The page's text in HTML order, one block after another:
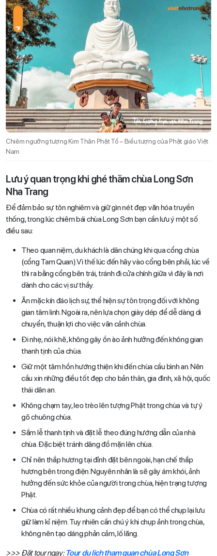
Chiêm ngưỡng tượng Kim Thân Phật Tổ – Biểu tượng của Phật giáo Việt
Nam
Lưu ý quan trọng khi ghé thăm chùa Long Sơn
Nha Trang
Để đảm bảo sự tôn nghiêm và giữ gìn nét đẹp văn hóa truyền
thống, trong lúc chiêm bái chùa Long Sơn bạn cần lưu ý một số
điều sau:
Theo quan niệm, du khách là dân chúng khi qua cổng chùa
(cổng Tam Quan).Vì thế lúc đến hãy vào cổng bên phải, lúc về
thì ra bằng cổng bên trái, tránh đi cửa chính giữa vì đây là nơi
dành cho các vị sư thầy.
Ăn mặc kín đáo lịch sự, thể hiện sự tôn trọng đối với không
gian tâm linh. Ngoài ra, nên lựa chọn giày dép để dễ dàng di
chuyển, thuận lợi cho việc vãn cảnh chùa.
Đi nhẹ, nói khẽ, không gây ồn ào ảnh hưởng đến không gian
thanh tịnh của chùa.
Giữ một tâm hồn hướng thiện khi đến chùa cầu bình an. Nên
cầu xin những điều tốt đẹp cho bản thân, gia đình, xã hội, quốc
thái dân an.
Không chạm tay, leo trèo lên tượng Phật trong chùa và tự ý
gõ chuông chùa.
Sắm lễ thanh tịnh và đặt lễ theo đúng hướng dẫn của nhà
chùa. Đặc biệt tránh dâng đồ mặn lên chùa.
Chỉ nên thắp hương tại đỉnh đặt bên ngoài, hạn chế thắp
hương bên trong điện. Nguyên nhân là sẽ gây ám khói, ảnh
hưởng đến sức khỏe của người trong chùa, hiện trạng tượng
Phật.
Chùa có rất nhiều khung cảnh đẹp để bạn có thể chụp lại lưu
giữ làm kỉ niệm. Tuy nhiên cần chú ý khi chụp ảnh trong chùa,
không nên tạo dáng phản cảm, lố lăng.
>>> Đặt tour ngay: Tour du lịch tham quan chùa Long Sơn